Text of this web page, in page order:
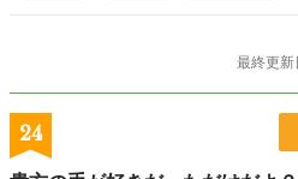
最終更
24